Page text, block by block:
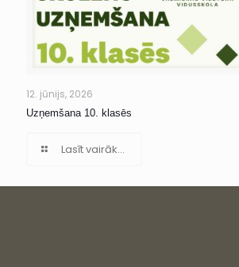
12. jūnijs, 2026
Uzņemšana 10. klasēs
Lasīt vairāk...